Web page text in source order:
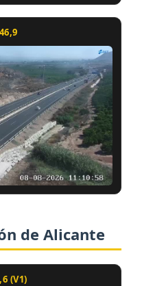
de Alicante
(V1)